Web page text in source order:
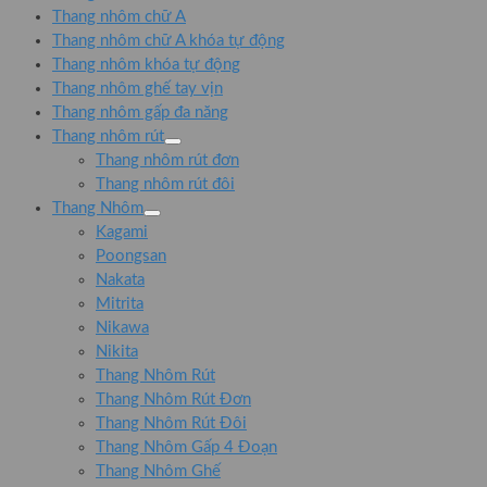
Thang nhôm chữ A
Thang nhôm chữ A khóa tự động
Thang nhôm khóa tự động
Thang nhôm ghế tay vịn
Thang nhôm gấp đa năng
Thang nhôm rút
Thang nhôm rút đơn
Thang nhôm rút đôi
Thang Nhôm
Kagami
Poongsan
Nakata
Mitrita
Nikawa
Nikita
Thang Nhôm Rút
Thang Nhôm Rút Đơn
Thang Nhôm Rút Đôi
Thang Nhôm Gấp 4 Đoạn
Thang Nhôm Ghế